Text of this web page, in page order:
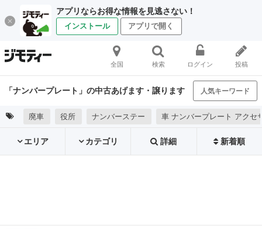
アプリならお得な情報を見逃さない！
インストール アプリで開く
全国 検索 ログイン 投稿
「ナンバープレート」の中古あげます・譲ります 人気キーワード
廃車 役所 ナンバーステー 車 ナンバープレート アクセ
エリア カテゴリ 詳細 新着順